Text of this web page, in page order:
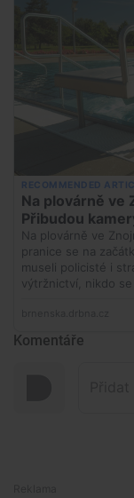
Komentáře